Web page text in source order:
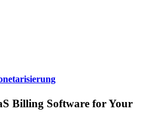
Billing Software for Your